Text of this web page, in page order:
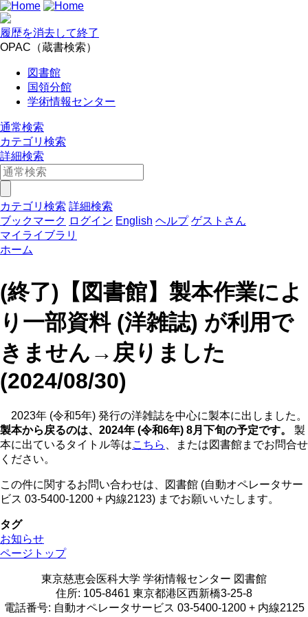
履歴を消去して終了
OPAC（蔵書検索）
図書館
国領分館
学術情報センター
通常検索
カテゴリ検索
詳細検索
カテゴリ検索 詳細検索
ブックマーク ログイン English ヘルプ ゲストさん
マイライブラリ
ホーム
(終了)【図書館】製本作業によ
り一部資料 (洋雑誌) が利用で
きません→戻りました
(2024/08/30)
2023年 (令和5年) 発行の洋雑誌を中心に製本に出しました。
製本から戻るのは、2024年 (令和6年) 8月下旬の予定です。
製
本に出ているタイトル等はこちら
、または図書館までお問合せ
ください。
この件に関するお問い合わせは、図書館 (自動オペレータサー
ビス 03-5400-1200 + 内線2123) までお願いいたします。
タグ
お知らせ
ページトップ
東京慈恵会医科大学 学術情報センター 図書館
住所: 105-8461 東京都港区西新橋3-25-8
電話番号: 自動オペレータサービス 03-5400-1200 + 内線2125